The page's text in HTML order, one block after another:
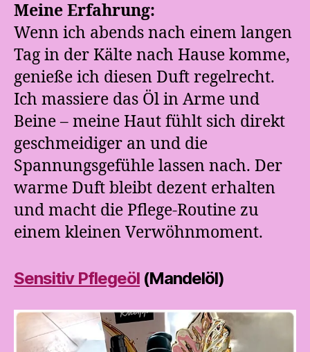
Meine Erfahrung:
Wenn ich abends nach einem langen
Tag in der Kälte nach Hause komme,
genieße ich diesen Duft regelrecht.
Ich massiere das Öl in Arme und
Beine – meine Haut fühlt sich direkt
geschmeidiger an und die
Spannungsgefühle lassen nach. Der
warme Duft bleibt dezent erhalten
und macht die Pflege-Routine zu
einem kleinen Verwöhnmoment.
Sensitiv Pflegeöl (Mandelöl)